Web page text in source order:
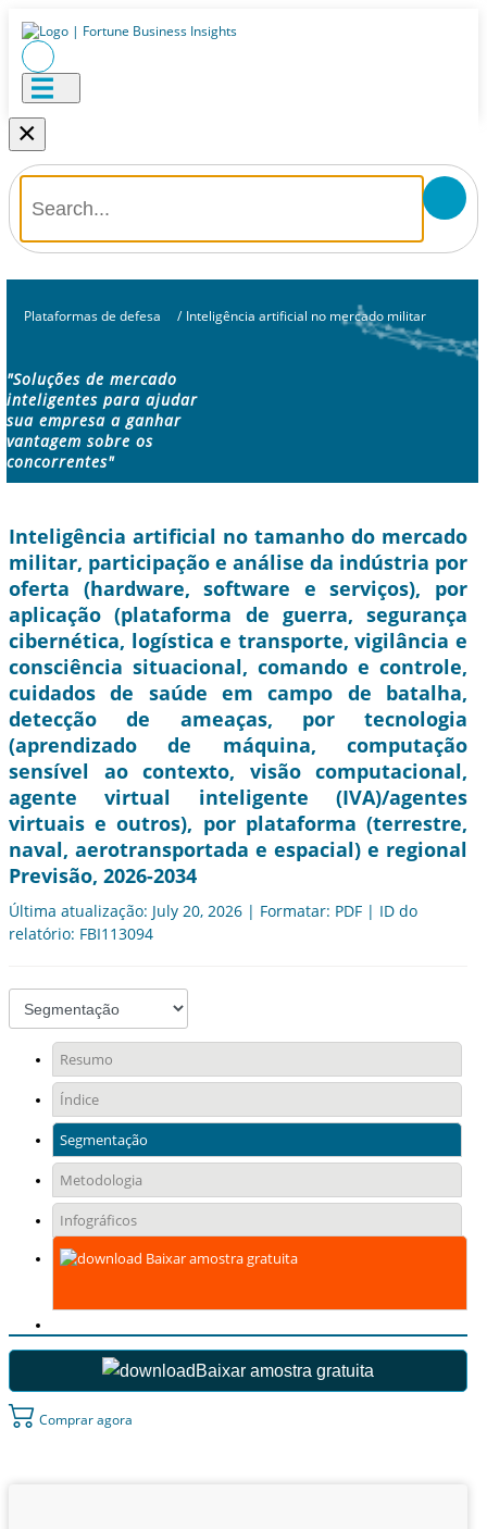
×
Plataformas de defesa / Inteligência artificial no mercado militar
"Soluções de mercado
inteligentes para ajudar
sua empresa a ganhar
vantagem sobre os
concorrentes"
Inteligência artificial no tamanho do mercado
militar, participação e análise da indústria por
oferta (hardware, software e serviços), por
aplicação (plataforma de guerra, segurança
cibernética, logística e transporte, vigilância e
consciência situacional, comando e controle,
cuidados de saúde em campo de batalha,
detecção de ameaças, por tecnologia
(aprendizado de máquina, computação
sensível ao contexto, visão computacional,
agente virtual inteligente (IVA)/agentes
virtuais e outros), por plataforma (terrestre,
naval, aerotransportada e espacial) e regional
Previsão, 2026-2034
Última atualização: July 20, 2026 | Formatar: PDF | ID do
relatório: FBI113094
Resumo
Índice
Segmentação
Metodologia
Infográficos
Baixar amostra gratuita
Baixar amostra gratuita
Comprar agora